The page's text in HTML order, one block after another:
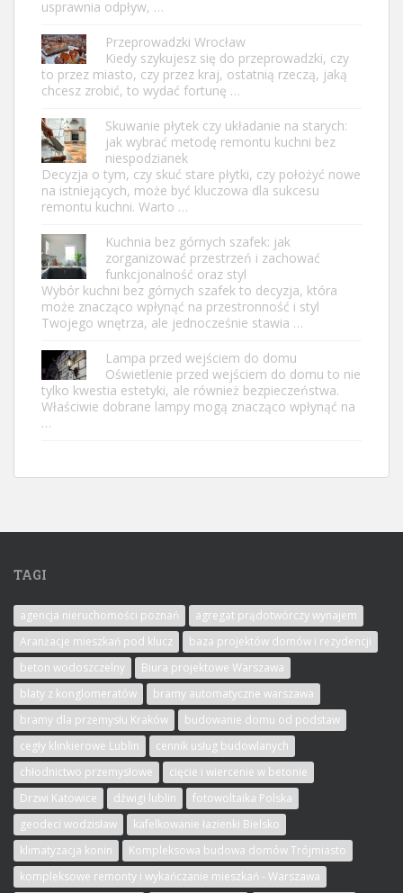
usprawnia odpływ, …
Przeprowadzki Wrocław
Kiedy szykujesz się do przeprowadzki, czy
to przez miasto, czy przez kraj, ostatnią rzeczą, jaką
chcesz zrobić, to wydać fortunę …
Skuwanie płytek czy układanie na starych:
jak wybrać metodę remontu kuchni bez
niespodzianek
Decyzja o tym, czy skuć stare płytki, czy położyć nowe
na istniejących, może być kluczowa dla sukcesu
remontu kuchni. Warto …
Kuchnia bez górnych szafek: jak
zorganizować przestrzeń i zachować
funkcjonalność oraz styl
Wybór kuchni bez górnych szafek to decyzja, która
może znacząco wpłynąć na przestronność i styl
Twojego wnętrza, ale jednocześnie stawia …
Lampa przed wejściem do domu
Oświetlenie przed wejściem do domu to nie
tylko kwestia estetyki, ale również bezpieczeństwa.
Właściwie dobrane lampy mogą znacząco wpłynąć na
…
TAGI
agencja nieruchomości poznań
agregat prądotwórczy wynajem
Aranżacje mieszkań pod klucz
baza projektów domów i rezydencji
beton wodoszczelny
Biura projektowe Warszawa
blaty z konglomeratów
bramy automatyczne warszawa
bramy dla przemysłu Kraków
budowanie domu od podstaw
cegły klinkierowe Lublin
cennik usług budowlanych
chłodnictwo przemysłowe
cięcie i wiercenie w betonie
Drzwi Katowice
dźwigi lublin
fotowoltaika Polska
geodeci wodzisław
kafelkowanie łazienki Bielsko
klimatyzacja konin
Kompleksowa budowa domów Trójmiasto
kompleksowe remonty i wykańczanie mieszkań - Warszawa